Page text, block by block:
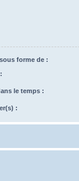
forme de :
le temps :
: